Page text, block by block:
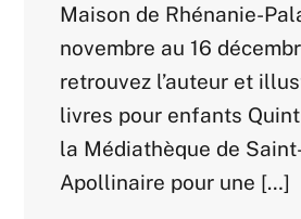
Maison de Rhénanie-
novembre au 16
retrouvez l’auteur et
livres pour enfants
la Médiathèque de
Apollinaire pour une […]